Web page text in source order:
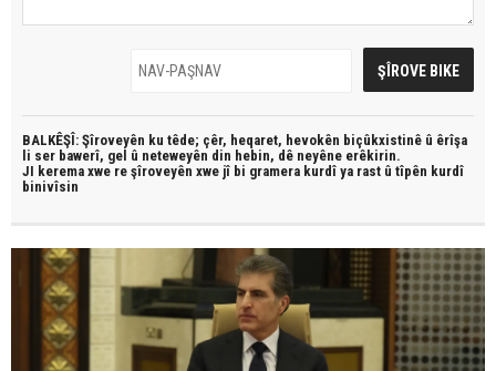
BALKÊŞÎ: Şîroveyên ku têde; çêr, heqaret, hevokên biçûkxistinê û êrîşa
li ser bawerî, gel û neteweyên din hebin, dê neyêne erêkirin.
JI kerema xwe re şîroveyên xwe jî bi gramera kurdî ya rast û tîpên kurdî
binivîsin